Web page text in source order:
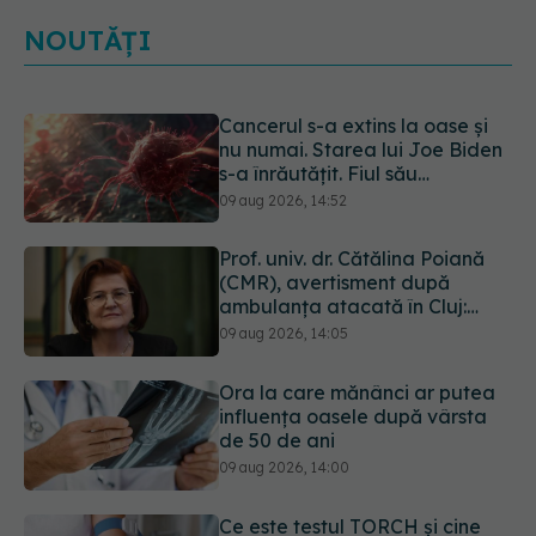
NOUTĂȚI
Prof. univ. dr. Cătălina Poiană
(CMR), avertisment după
ambulanța atacată în Cluj:
Fake news-ul nu este inofensiv
09 aug 2026, 14:05
Ora la care mănânci ar putea
influența oasele după vârsta
de 50 de ani
09 aug 2026, 14:00
Ce este testul TORCH și cine
trebuie să-l facă. Ce înseamnă
un rezultat pozitiv
09 aug 2026, 13:00
Caz șocant la Cluj. Echipaj de